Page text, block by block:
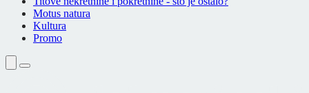
Motus natura
Kultura
Promo